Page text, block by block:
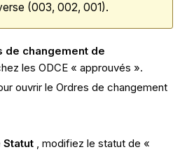
(003, 002, 001).
de changement de
les ODCE « approuvés ».
ouvrir le Ordres de changement
Statut, modifiez le statut de «